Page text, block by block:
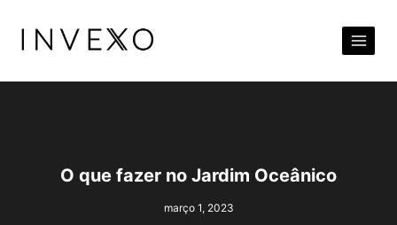
para
Conteúdo
O que fazer no Jardim Oceânico
março 1, 2023